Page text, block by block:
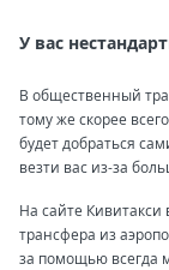
У вас
В общественный
тому же скорее
будет добраться
везти вас из-за
На сайте
трансфера из
за помощью всегда